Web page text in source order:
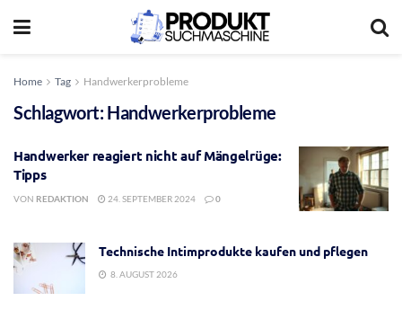
Home Tag Handwerkerprobleme
Schlagwort:Handwerkerprobleme
Handwerker reagiert nicht auf Mängelrüge:
Tipps
VON REDAKTION 24. SEPTEMBER 2024 0
Technische Intimprodukte kaufen und pflegen
8. AUGUST 2026